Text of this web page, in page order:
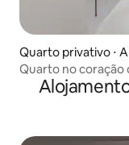
Quarto privativo ⋅
Quarto no